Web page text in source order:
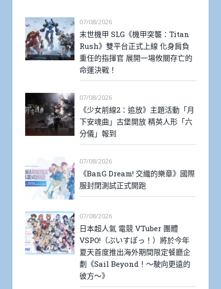
07/08/2026
末世機甲 SLG《機甲突襲：Titan
Rush》雙平台正式上線 化身肩負
重任的指揮官 展開一場攸關存亡的
命運決戰！
07/08/2026
《少女前線2：追放》主題活動「月
下安魂曲」古堡開放 精英人形「六
分儀」報到
07/08/2026
《BanG Dream! 交織的樂章》國際
服封閉測試正式開跑
07/08/2026
日本超人氣 電競 VTuber 團體
VSPO!（ぶいすぽっ！）將於今年
夏天首度推出海外期間限定餐廳企
劃《Sail Beyond！～駛向更遠的
彼方～》